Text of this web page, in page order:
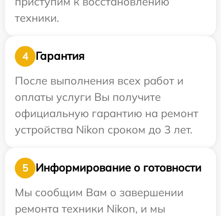
техники.
4
Гарантия
После выполнения всех работ и
оплаты услуги Вы получите
официальную гарантию на ремонт
устройства Nikon сроком до 3 лет.
5
Информирование о готовности
Мы сообщим Вам о завершении
ремонта техники Nikon, и мы